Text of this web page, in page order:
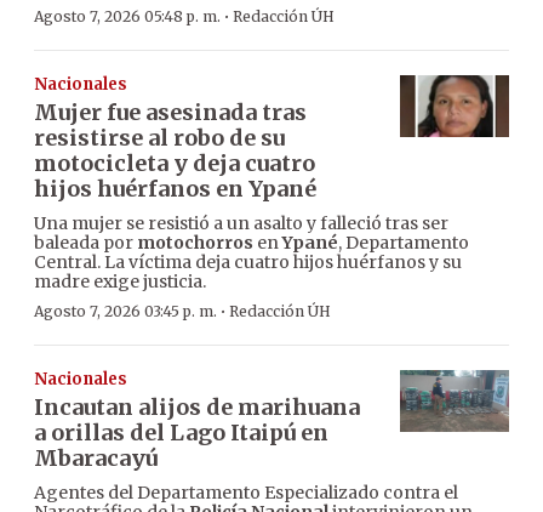
Agosto 7, 2026 05:48 p. m. · Redacción ÚH
Nacionales
Mujer fue asesinada tras
resistirse al robo de su
motocicleta y deja cuatro
hijos huérfanos en Ypané
Una mujer se resistió a un asalto y falleció tras ser
baleada por motochorros enYpané, Departamento
Central. La víctima deja cuatro hijos huérfanos y su
madre exige justicia.
Agosto 7, 2026 03:45 p. m. · Redacción ÚH
Nacionales
Incautan alijos de marihuana
a orillas del Lago Itaipú en
Mbaracayú
Agentes del Departamento Especializado contra el